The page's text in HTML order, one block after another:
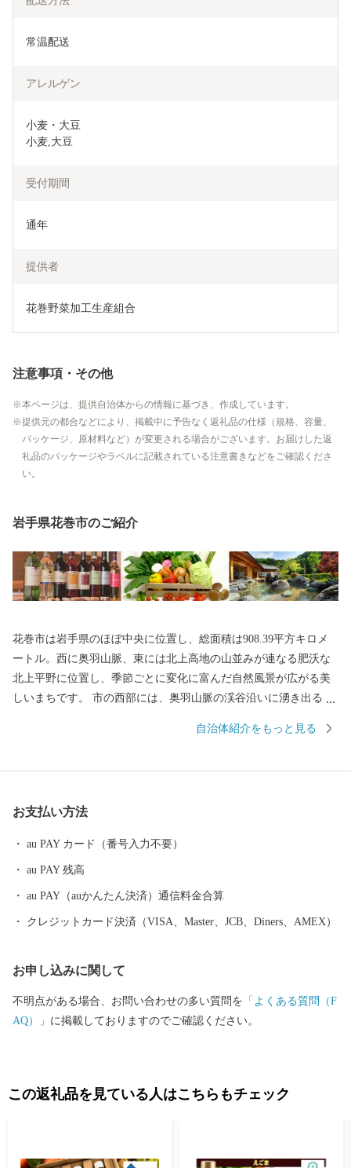
常温配送
アレルゲン
小麦・大豆
小麦,大豆
受付期間
通年
提供者
花巻野菜加工生産組合
注意事項・その他
本ページは、提供自治体からの情報に基づき、作成しています。
提供元の都合などにより、掲載中に予告なく返礼品の仕様（規格、容量、
パッケージ、原材料など）が変更される場合がございます。お届けした返
礼品のパッケージやラベルに記載されている注意書きなどをご確認くださ
い。
岩手県花巻市のご紹介
花巻市は岩手県のほぼ中央に位置し、総面積は908.39平方キロメ
ートル。西に奥羽山脈、東には北上高地の山並みが連なる肥沃な
北上平野に位置し、季節ごとに変化に富んだ自然風景が広がる美
しいまちです。 市の西部には、奥羽山脈の渓谷沿いに湧き出る花
る湯けむりと深山の緑、目の前を流れる清流が、情緒豊かな風景
の優れた技術が多く伝えられています。さらに、岩手県内唯一の
花巻空港があり、東北新幹線新花巻駅や東北自動車道、東北横断
網の結節点という極めて恵まれた拠点性を有しています。
自治体紹介をもっと見る
お支払い方法
au PAY カード（番号入力不要）
au PAY 残高
au PAY（auかんたん決済）通信料金合算
クレジットカード決済（VISA、Master、JCB、Diners、AMEX）
お申し込みに関して
不明点がある場合、お問い合わせの多い質問を 「よくある質問（F
AQ）」 に掲載しておりますのでご確認ください。
この返礼品を見ている人はこちらもチェック